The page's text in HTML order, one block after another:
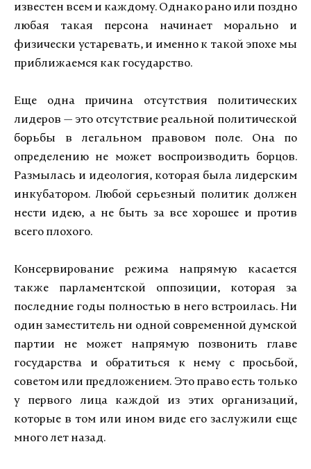
известен всем и каждому. Однако рано или поздно
любая такая персона начинает морально и
физически устаревать, и именно к такой эпохе мы
приближаемся как государство.
Еще одна причина отсутствия политических
лидеров — это отсутствие реальной политической
борьбы в легальном правовом поле. Она по
определению не может воспроизводить борцов.
Размылась и идеология, которая была лидерским
инкубатором. Любой серьезный политик должен
нести идею, а не быть за все хорошее и против
всего плохого.
Консервирование режима напрямую касается
также парламентской оппозиции, которая за
последние годы полностью в него встроилась. Ни
один заместитель ни одной современной думской
партии не может напрямую позвонить главе
государства и обратиться к нему с просьбой,
советом или предложением. Это право есть только
у первого лица каждой из этих организаций,
которые в том или ином виде его заслужили еще
много лет назад.